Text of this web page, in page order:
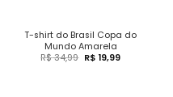
T-shirt do Brasil Copa do
Mundo Amarela
R$34,99 R$ 19,99